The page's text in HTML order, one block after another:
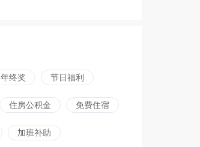
年终奖 节日福利
住房公积金 免费住宿
加班补助